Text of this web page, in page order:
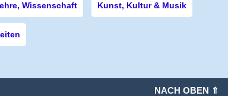
Wissenschaft Kunst, Kultur & Musik
NACH OBEN ⇑